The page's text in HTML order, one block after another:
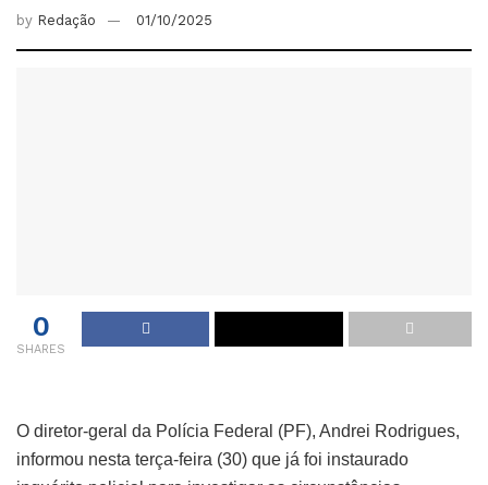
by Redação 01/10/2025
0
SHARES
O diretor-geral da Polícia Federal (PF), Andrei Rodrigues,
informou nesta terça-feira (30) que já foi instaurado